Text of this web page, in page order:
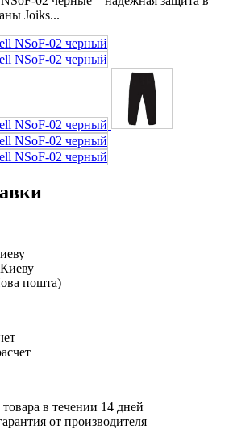
Joiks...
пошта)
в течении 14 дней
от производителя